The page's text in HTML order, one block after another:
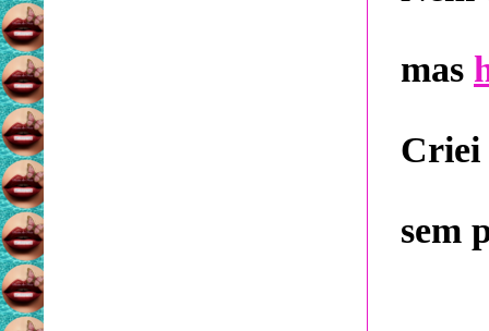
mas
Criei
sem